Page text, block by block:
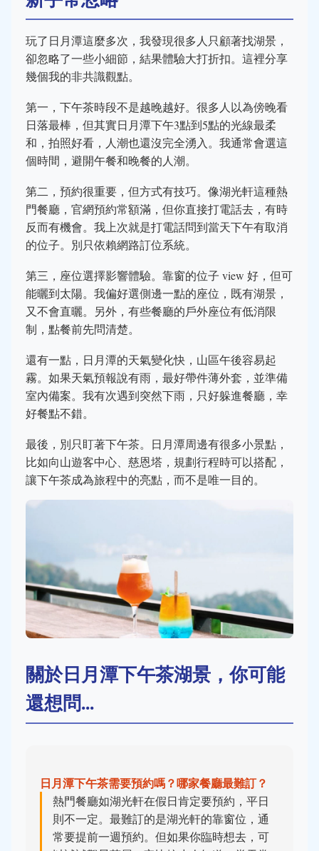
玩了日月潭這麼多次，我發現很多人只顧著找湖景，
卻忽略了一些小細節，結果體驗大打折扣。這裡分享
幾個我的非共識觀點。
第一，下午茶時段不是越晚越好。很多人以為傍晚看
日落最棒，但其實日月潭下午3點到5點的光線最柔
和，拍照好看，人潮也還沒完全湧入。我通常會選這
個時間，避開午餐和晚餐的人潮。
第二，預約很重要，但方式有技巧。像湖光軒這種熱
門餐廳，官網預約常額滿，但你直接打電話去，有時
反而有機會。我上次就是打電話問到當天下午有取消
的位子。別只依賴網路訂位系統。
第三，座位選擇影響體驗。靠窗的位子 view 好，但可
能曬到太陽。我偏好選側邊一點的座位，既有湖景，
又不會直曬。另外，有些餐廳的戶外座位有低消限
制，點餐前先問清楚。
還有一點，日月潭的天氣變化快，山區午後容易起
霧。如果天氣預報說有雨，最好帶件薄外套，並準備
室內備案。我有次遇到突然下雨，只好躲進餐廳，幸
好餐點不錯。
最後，別只盯著下午茶。日月潭周邊有很多小景點，
比如向山遊客中心、慈恩塔，規劃行程時可以搭配，
讓下午茶成為旅程中的亮點，而不是唯一目的。
關於日月潭下午茶湖景，你可能
還想問...
日月潭下午茶需要預約嗎？哪家餐廳最難訂？
熱門餐廳如湖光軒在假日肯定要預約，平日
則不一定。最難訂的是湖光軒的靠窗位，通
常要提前一週預約。但如果你臨時想去，可